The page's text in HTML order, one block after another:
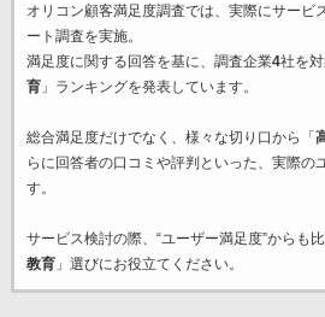
オリコン顧客満足度調査では、実際にサービ
ート調査を実施。
満足度に関する回答を基に、調査企業4社を
育」ランキングを発表しています。
総合満足度だけでなく、様々な切り口から「
らに回答者の口コミや評判といった、実際の
す。
サービス検討の際、“ユーザー満足度”からも
教育」選びにお役立てください。